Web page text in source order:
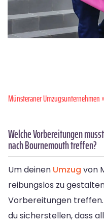
Münsteraner Umzugsunternehmen»
Welche Vorbereitungen
nach Bournemouth treffen?
Um deinen Umzug von
reibungslos zu
Vorbereitungen
du sicherstellen, dass